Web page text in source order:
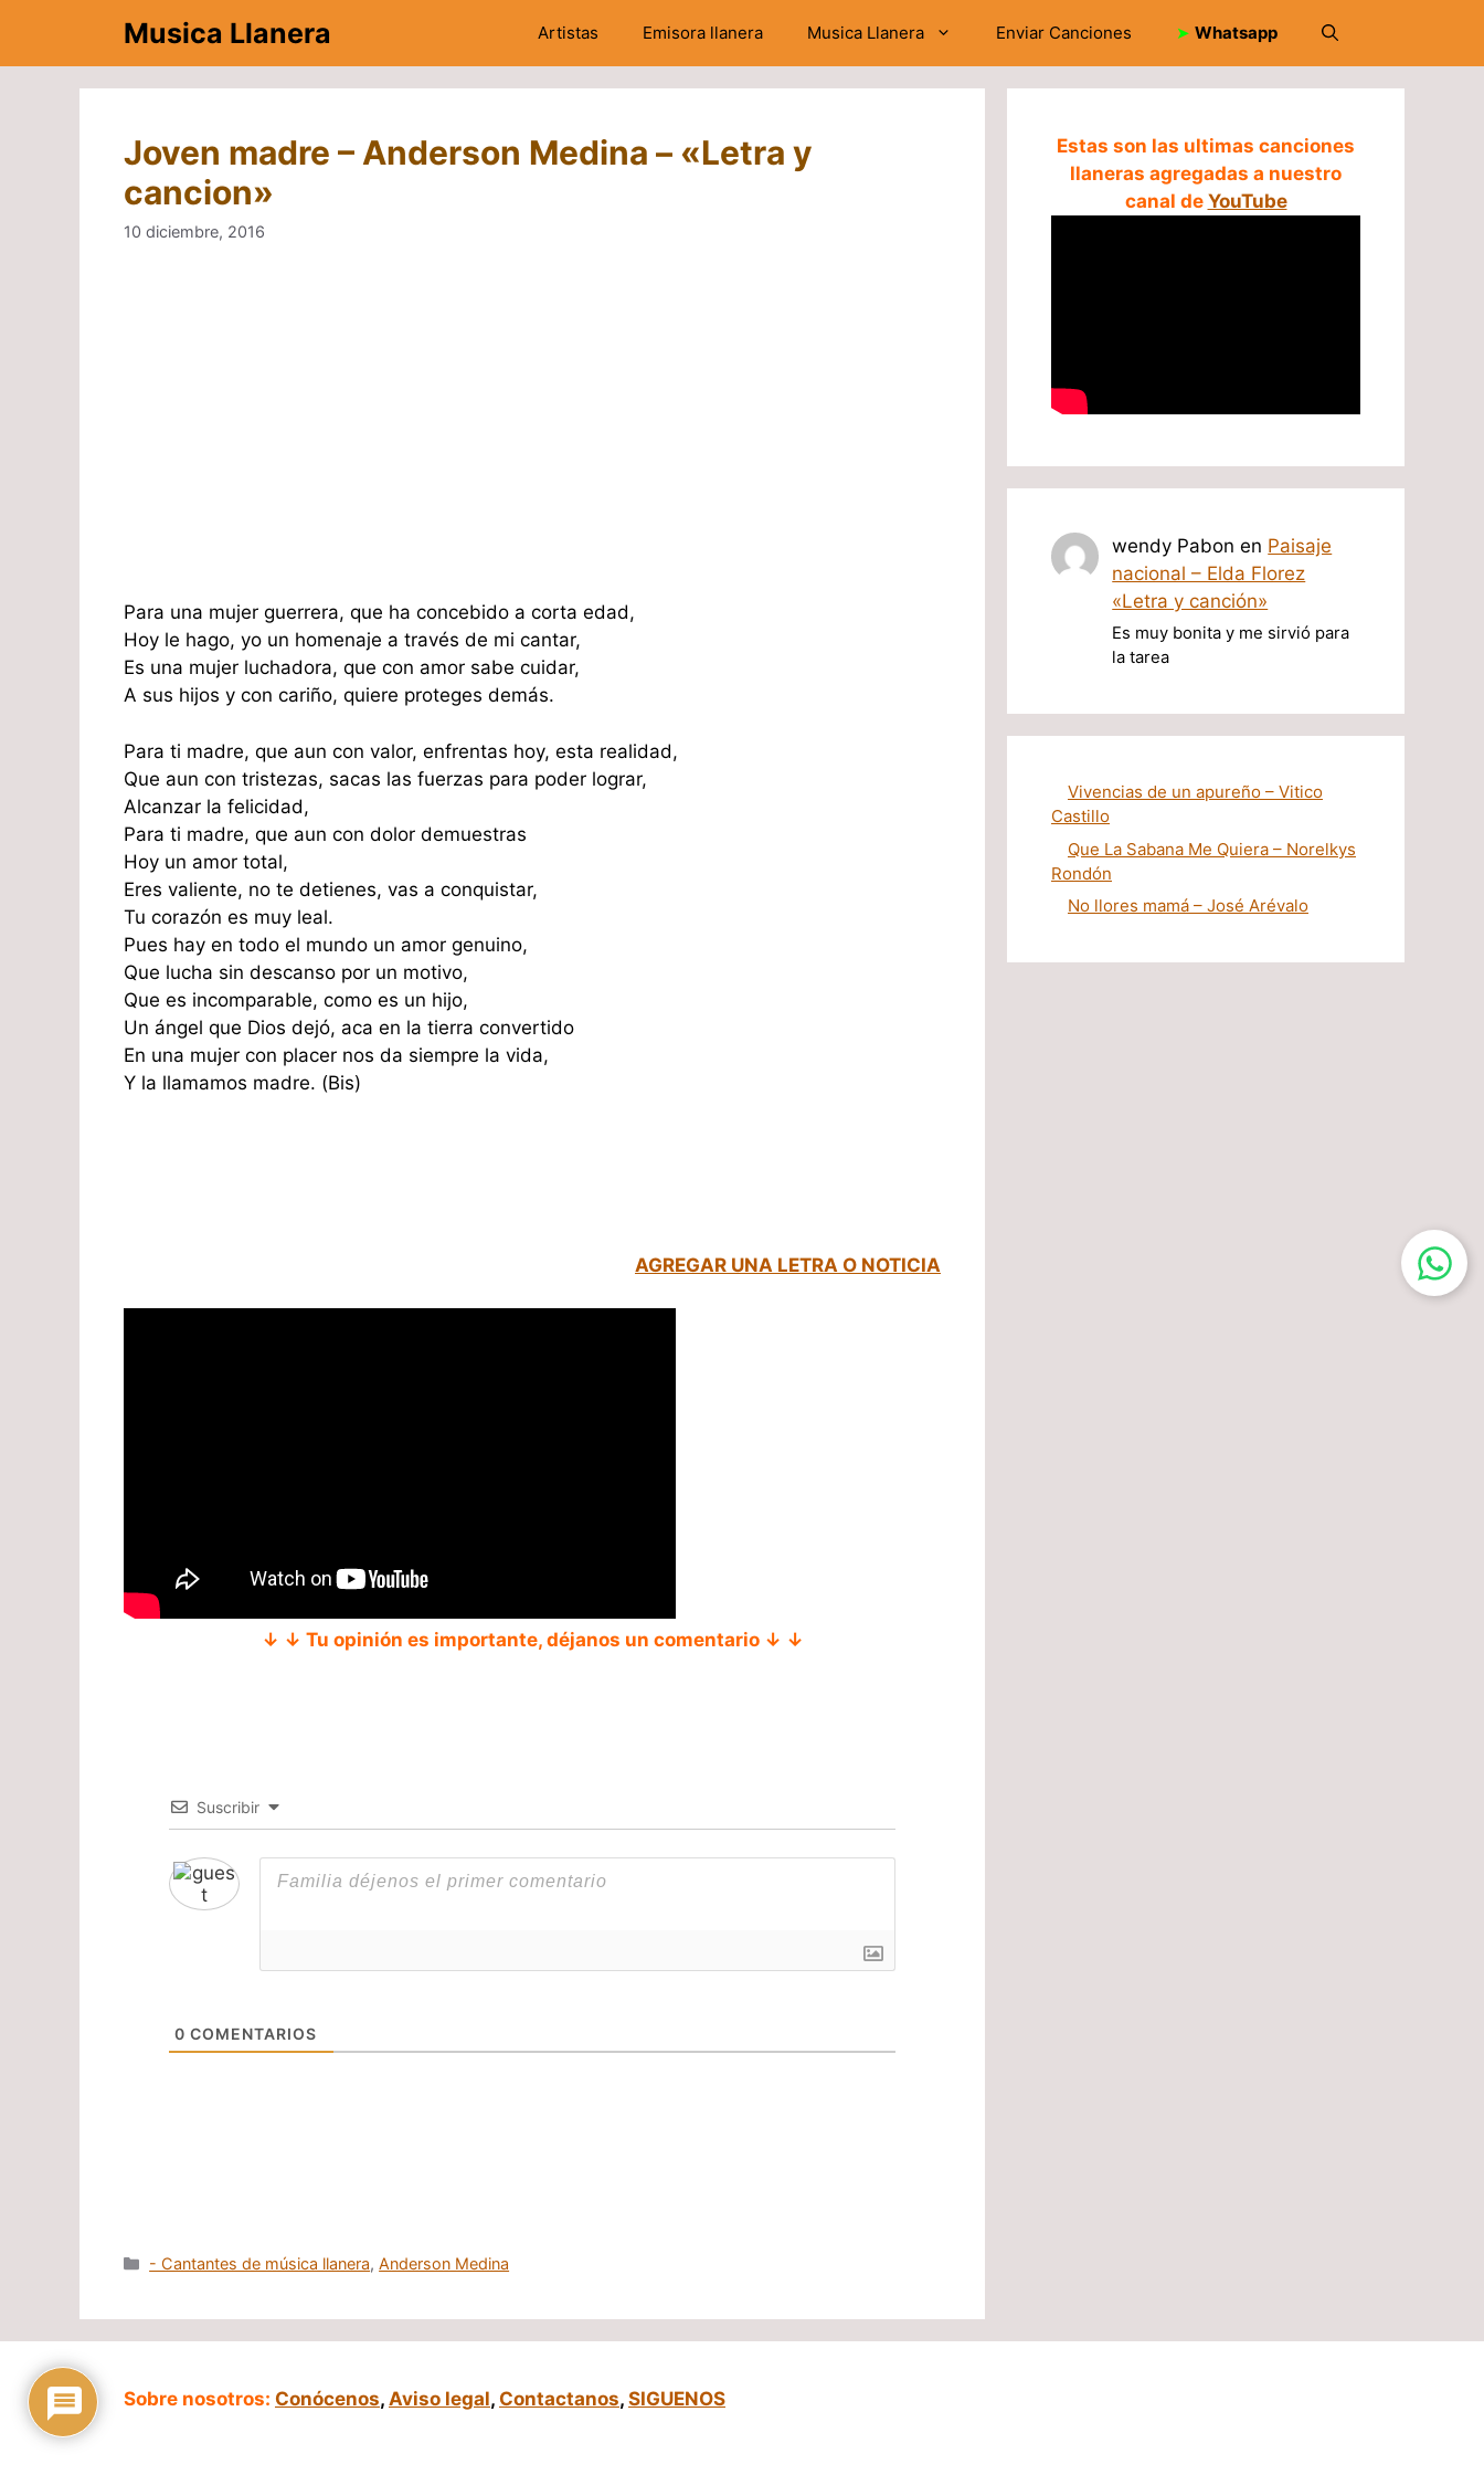
contenido
Musica Llanera Artistas Emisora llanera Musica Llanera Enviar Canciones ➤ Whatsapp
Joven madre – Anderson Medina – «Letra y
cancion»
10 diciembre, 2016
Para una mujer guerrera, que ha concebido a corta edad,
Hoy le hago, yo un homenaje a través de mi cantar,
Es una mujer luchadora, que con amor sabe cuidar,
A sus hijos y con cariño, quiere proteges demás.
Para ti madre, que aun con valor, enfrentas hoy, esta realidad,
Que aun con tristezas, sacas las fuerzas para poder lograr,
Alcanzar la felicidad,
Para ti madre, que aun con dolor demuestras
Hoy un amor total,
Eres valiente, no te detienes, vas a conquistar,
Tu corazón es muy leal.
Pues hay en todo el mundo un amor genuino,
Que lucha sin descanso por un motivo,
Que es incomparable, como es un hijo,
Un ángel que Dios dejó, aca en la tierra convertido
En una mujer con placer nos da siempre la vida,
Y la llamamos madre. (Bis)
AGREGAR UNA LETRA O NOTICIA
↓ ↓ Tu opinión es importante, déjanos un comentario ↓ ↓
Suscribir
0 COMENTARIOS
Categorías
- Cantantes de música llanera,Anderson Medina
Estas son las ultimas canciones
llaneras agregadas a nuestro
canal de YouTube
wendy Pabon en Paisaje
nacional – Elda Florez
«Letra y canción»
Es muy bonita y me sirvió para
la tarea
Vivencias de un apureño – Vitico
Castillo
Que La Sabana Me Quiera – Norelkys
Rondón
No llores mamá – José Arévalo
Sobre nosotros: Conócenos, Aviso legal, Contactanos, SIGUENOS